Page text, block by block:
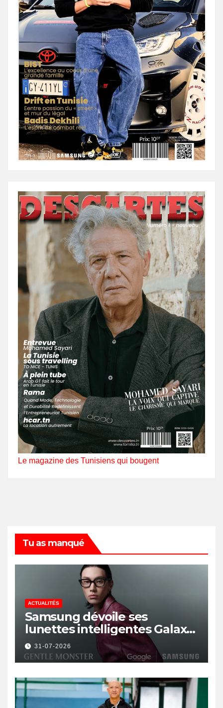
Le magazine des Tunisiens qui bougent
Tu as manqué
ACTUALITÉS
Samsung dévoile ses
lunettes intelligentes Galaxy
avec IA et Gemini
31-07-2026